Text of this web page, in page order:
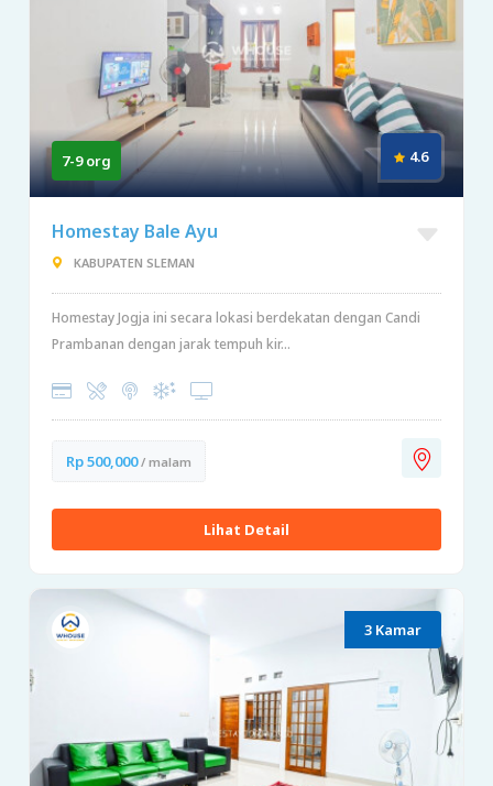
7-9 org 4.6
Homestay Bale Ayu
KABUPATEN SLEMAN
Homestay Jogja ini secara lokasi berdekatan dengan Candi
Prambanan dengan jarak tempuh kir...
Rp 500,000/ malam
Lihat Detail
3 Kamar